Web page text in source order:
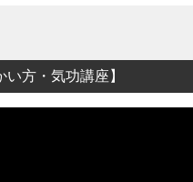
い方・気功講座】